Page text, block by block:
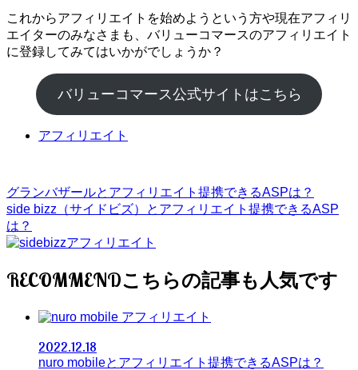
これからアフィリエイトを始めようという方や現在アフィリ
エイターのみなさまも、バリューコマースのアフィリエイト
に登録してみてはいかがでしょうか？
バリューコマース公式サイトはこちら
アフィリエイト
グランバザールとアフィリエイト提携できるASPは？
side bizz（サイドビズ）とアフィリエイト提携できるASP
は？
RECOMMEND
アフィリエイト
2022.12.18
nuro mobileとアフィリエイト提携できるASPは？